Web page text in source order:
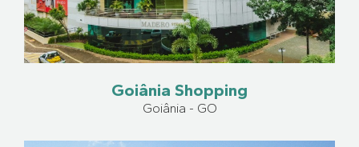
Goiânia Shopping
Goiânia - GO